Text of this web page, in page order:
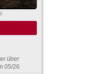
über
05/26